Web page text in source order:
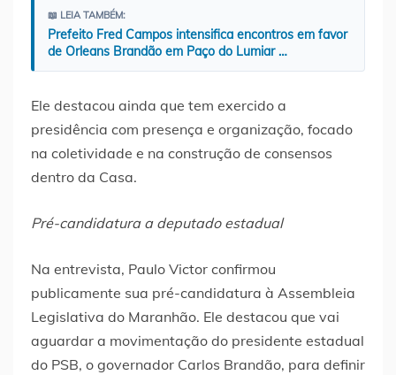
📖 LEIA TAMBÉM:
Prefeito Fred Campos intensifica encontros em favor
de Orleans Brandão em Paço do Lumiar …
Ele destacou ainda que tem exercido a
presidência com presença e organização, focado
na coletividade e na construção de consensos
dentro da Casa.
Pré-candidatura a deputado estadual
Na entrevista, Paulo Victor confirmou
publicamente sua pré-candidatura à Assembleia
Legislativa do Maranhão. Ele destacou que vai
aguardar a movimentação do presidente estadual
do PSB, o governador Carlos Brandão, para definir